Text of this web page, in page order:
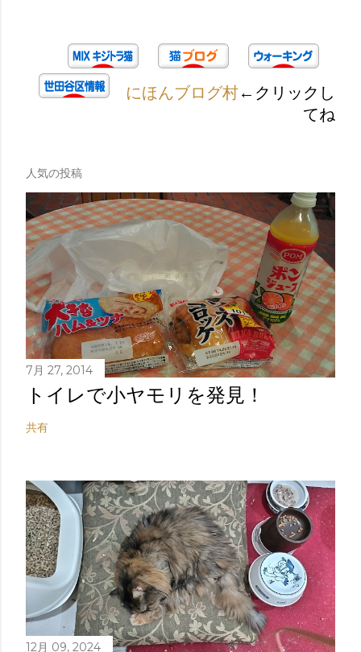
にほんブログ村←クリックし
てね
人気の投稿
7月 27, 2014
トイレで小ヤモリを発見！
共有
12月 09, 2024